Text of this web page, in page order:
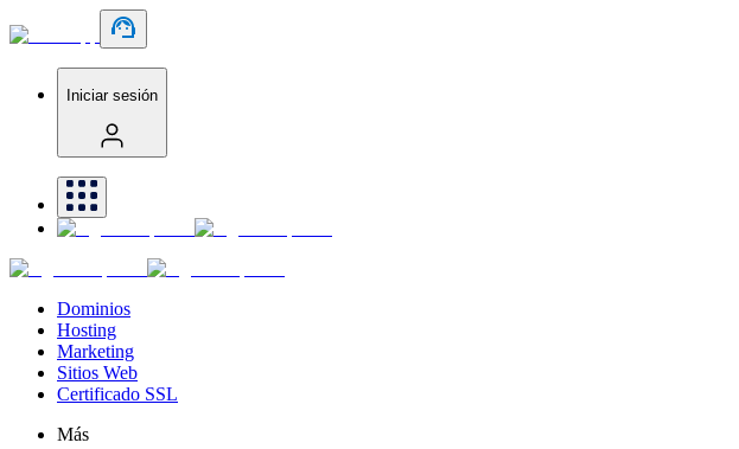
Iniciar sesión
Dominios
Hosting
Marketing
Sitios Web
Certificado SSL
Más